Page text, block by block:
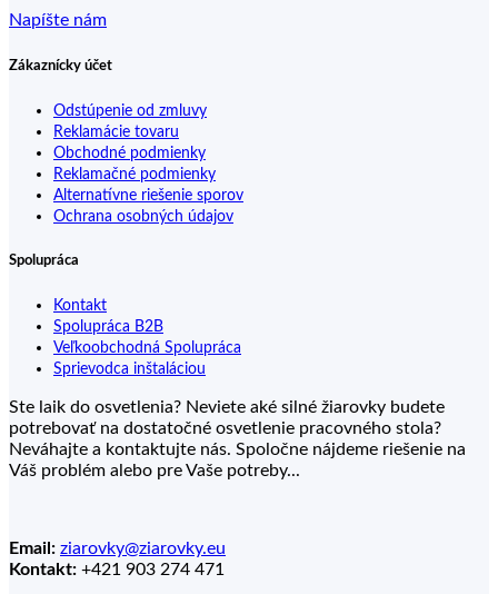
Napíšte nám
Zákaznícky účet
Odstúpenie od zmluvy
Reklamácie tovaru
Obchodné podmienky
Reklamačné podmienky
Alternatívne riešenie sporov
Ochrana osobných údajov
Spolupráca
Kontakt
Spolupráca B2B
Veľkoobchodná Spolupráca
Sprievodca inštaláciou
Ste laik do osvetlenia? Neviete aké silné žiarovky budete
potrebovať na dostatočné osvetlenie pracovného stola?
Neváhajte a kontaktujte nás. Spoločne nájdeme riešenie na
Váš problém alebo pre Vaše potreby...
Email: ziarovky@ziarovky.eu
Kontakt: +421 903 274 471